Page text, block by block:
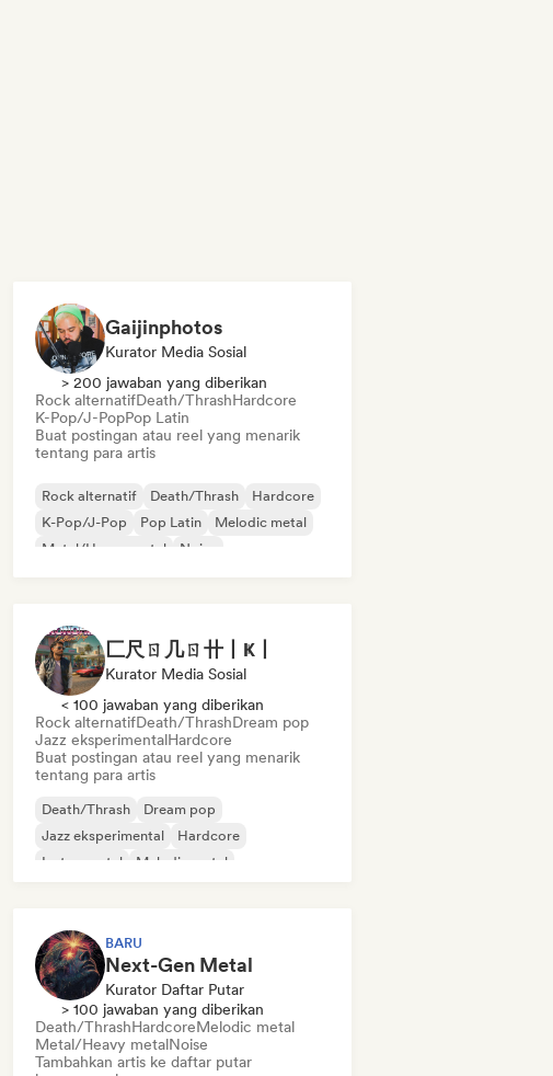
Gaijinphotos
Kurator Media Sosial
> 200 jawaban yang diberikan
Rock alternatifDeath/ThrashHardcore
K-Pop/J-PopPop Latin
Buat postingan atau reel yang menarik
tentang para artis
Rock alternatif Death/Thrash
Hardcore
K-Pop/J-Pop
Pop Latin
Melodic metal
Metal/Heavy metal
Noise
匚尺ㄖ几ㄖ卄丨Ҝ丨
Kurator Media Sosial
< 100 jawaban yang diberikan
Rock alternatifDeath/ThrashDream pop
Jazz eksperimentalHardcore
Buat postingan atau reel yang menarik
tentang para artis
Death/Thrash
Dream pop
Jazz eksperimental
Hardcore
Instrumental
Melodic metal
BARU
Next-Gen Metal
Kurator Daftar Putar
> 100 jawaban yang diberikan
Death/ThrashHardcoreMelodic metal
Metal/Heavy metalNoise
Tambahkan artis ke daftar putar